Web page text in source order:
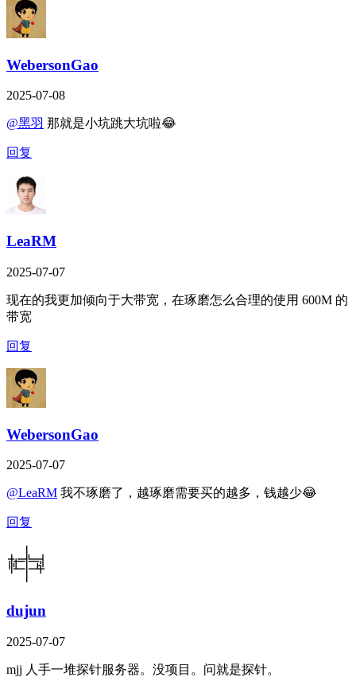
WebersonGao
2025-07-08
@黑羽 那就是小坑跳大坑啦😂
回复
LeaRM
2025-07-07
现在的我更加倾向于大带宽，在琢磨怎么合理的使用 600M 的
带宽
回复
WebersonGao
2025-07-07
@LeaRM 我不琢磨了，越琢磨需要买的越多，钱越少😂
回复
dujun
2025-07-07
mjj 人手一堆探针服务器。没项目。问就是探针。